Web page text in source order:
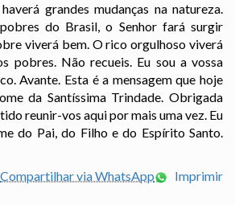
grandes mudanças na natureza.
do Brasil, o Senhor fará surgir
viverá bem. O rico orgulhoso viverá
pobres. Não recueis. Eu sou a vossa
Avante. Esta é a mensagem que hoje
da Santíssima Trindade. Obrigada
reunir-vos aqui por mais uma vez. Eu
do Pai, do Filho e do Espírito Santo.
Compartilhar via WhatsApp
Imprimir